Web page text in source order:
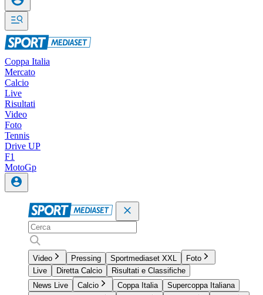
Coppa Italia
Mercato
Calcio
Live
Risultati
Video
Foto
Tennis
Drive UP
F1
MotoGp
Video Pressing Sportmediaset XXL
Foto
Live
Diretta Calcio
Risultati e Classifiche
News Live
Calcio Coppa Italia
Supercoppa Italiana